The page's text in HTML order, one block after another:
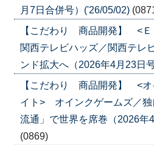
月7日合併号）('26/05/02)
【こだわり 商品開発】 <Ｅ
関西テレビハッズ／関西テレ
ンド拡大へ（2026年4月23日
【こだわり 商品開発】 <オ
イト> オインクゲームズ／独
流通」で世界を席巻（2026年
(0869)